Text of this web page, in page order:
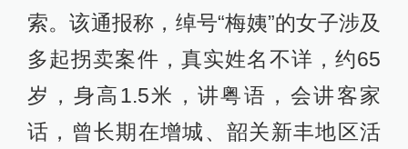
索。该通报称，绰号“梅姨”的女子涉及
多起拐卖案件，真实姓名不详，约65
岁，身高1.5米，讲粤语，会讲客家
话，曾长期在增城、韶关新丰地区活